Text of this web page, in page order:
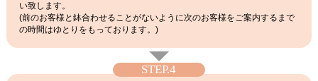
い致します。
(前のお客様と鉢合わせることがないように次のお客様をご案内するまで
の時間はゆとりをもっております。)
STEP.4